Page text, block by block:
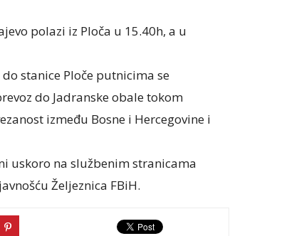
polazi iz Ploča u 15.40h, a u
stanice Ploče putnicima se
do Jadranske obale tokom
između Bosne i Hercegovine i
uskoro na službenim stranicama
Željeznica FBiH.